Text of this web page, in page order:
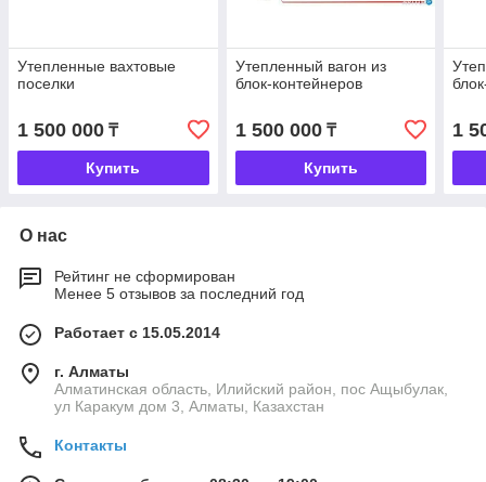
Утепленные вахтовые
поселки
1 500 000 ₸
Купить
Утепленный вагон из
блок-контейнеров
1 500 000₸
Купить
1
О нас
Рейтинг не сформирован
Менее 5 отзывов за последний год
Работает с 15.05.2014
г. Алматы
Алматинская область, Илийский район, пос Ащыбулак,
ул Каракум дом 3, Алматы, Казахстан
Контакты